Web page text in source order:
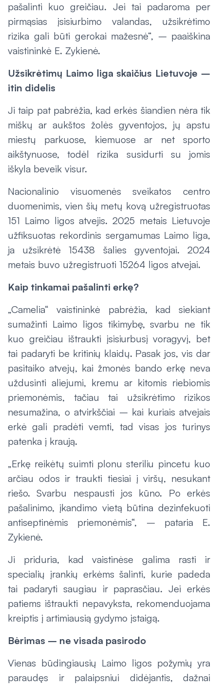
pašalinti kuo greičiau. Jei tai padaroma per
pirmąsias įsisiurbimo valandas, užsikrėtimo
rizika gali būti gerokai mažesnė“, – paaiškina
vaistininkė E. Zykienė.
Užsikrėtimų Laimo liga skaičius Lietuvoje –
itin didelis
Ji taip pat pabrėžia, kad erkės šiandien nėra tik
miškų ar aukštos žolės gyventojos, jų apstu
miestų parkuose, kiemuose ar net sporto
aikštynuose, todėl rizika susidurti su jomis
iškyla beveik visur.
Nacionalinio visuomenės sveikatos centro
duomenimis, vien šių metų kovą užregistruotas
151 Laimo ligos atvejis. 2025 metais Lietuvoje
užfiksuotas rekordinis sergamumas Laimo liga,
ja užsikrėtė 15438 šalies gyventojai. 2024
metais buvo užregistruoti 15264 ligos atvejai.
Kaip tinkamai pašalinti erkę?
„Camelia“ vaistininkė pabrėžia, kad siekiant
sumažinti Laimo ligos tikimybę, svarbu ne tik
kuo greičiau ištraukti įsisiurbusį voragyvį, bet
tai padaryti be kritinių klaidų. Pasak jos, vis dar
pasitaiko atvejų, kai žmonės bando erkę neva
uždusinti aliejumi, kremu ar kitomis riebiomis
priemonėmis, tačiau tai užsikrėtimo rizikos
nesumažina, o atvirkščiai – kai kuriais atvejais
erkė gali pradėti vemti, tad visas jos turinys
patenka į kraują.
„Erkę reikėtų suimti plonu steriliu pincetu kuo
arčiau odos ir traukti tiesiai į viršų, nesukant
riešo. Svarbu nespausti jos kūno. Po erkės
pašalinimo, įkandimo vietą būtina dezinfekuoti
antiseptinėmis priemonėmis“, – pataria E.
Zykienė.
Ji priduria, kad vaistinėse galima rasti ir
specialių įrankių erkėms šalinti, kurie padeda
tai padaryti saugiau ir paprasčiau. Jei erkės
patiems ištraukti nepavyksta, rekomenduojama
kreiptis į artimiausią gydymo įstaigą.
Bėrimas – ne visada pasirodo
Vienas būdingiausių Laimo ligos požymių yra
paraudęs ir palaipsniui didėjantis, dažnai